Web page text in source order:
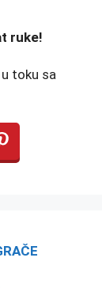
ruke!
toku sa